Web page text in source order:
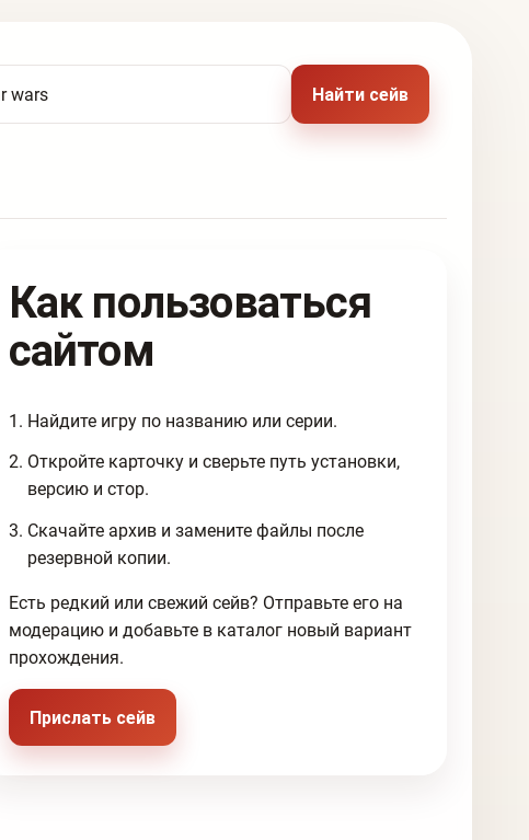
по названию игры
Найти сейв
Как пользоваться
сайтом
Найдите игру по названию или серии.
Откройте карточку и сверьте путь установки,
версию и стор.
Скачайте архив и замените файлы после
резервной копии.
Есть редкий или свежий сейв? Отправьте его на
модерацию и добавьте в каталог новый вариант
прохождения.
Прислать сейв